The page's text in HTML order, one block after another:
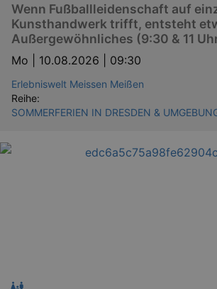
Wenn Fußballleidenschaft auf
Kunsthandwerk trifft, entsteht
Außergewöhnliches (9:30 & 11
Mo | 10.08.2026 | 09:30
Erlebniswelt Meissen Meißen
Reihe:
SOMMERFERIEN IN DRESDEN &